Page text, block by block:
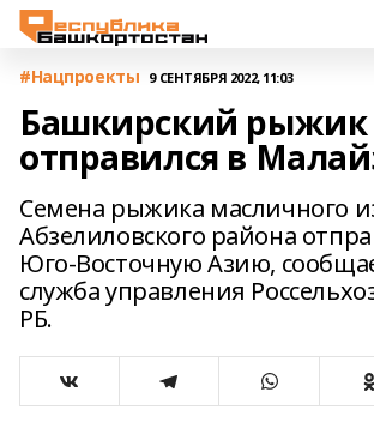
#Нацпроекты 9 СЕНТЯБРЯ 2022, 11:03
Башкирский рыжик
отправился в
Семена рыжика масличного
Абзелиловского района
Юго-Восточную Азию,
служба управления
РБ.